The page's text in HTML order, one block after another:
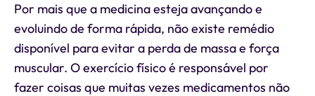
Por mais que a medicina esteja avançando e
evoluindo de forma rápida, não existe remédio
disponível para evitar a perda de massa e força
muscular. O exercício físico é responsável por
fazer coisas que muitas vezes medicamentos não